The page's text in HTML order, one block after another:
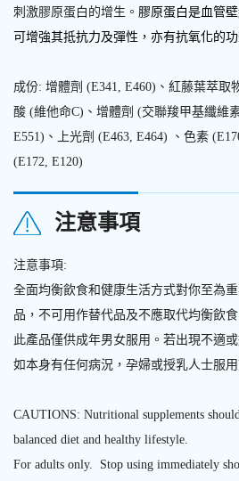
刺激膠原蛋白的增生。 膠原蛋白是血管
可增強其抵抗力及彈性，亦有抗氧化的
成份: 增體劑 (E341, E460)、紅藤葉萃取
酸 (維他命C)、增體劑 (交聯羧甲基纖維
E551)、上光劑 (E463, E464) 、色素
(E172, E120)
注意事項
注意事項:
全面均衡飲食和健康生活方式對你至為
品，不可用作替代品及不應取代均衡飲食
此產品僅供成年男女服用。若出現不適
如本身有任何病況，孕婦或授乳人士服
CAUTIONS: Nutritional supplements
balanced diet and healthy lifestyle.
For adults only. Stop using immediately